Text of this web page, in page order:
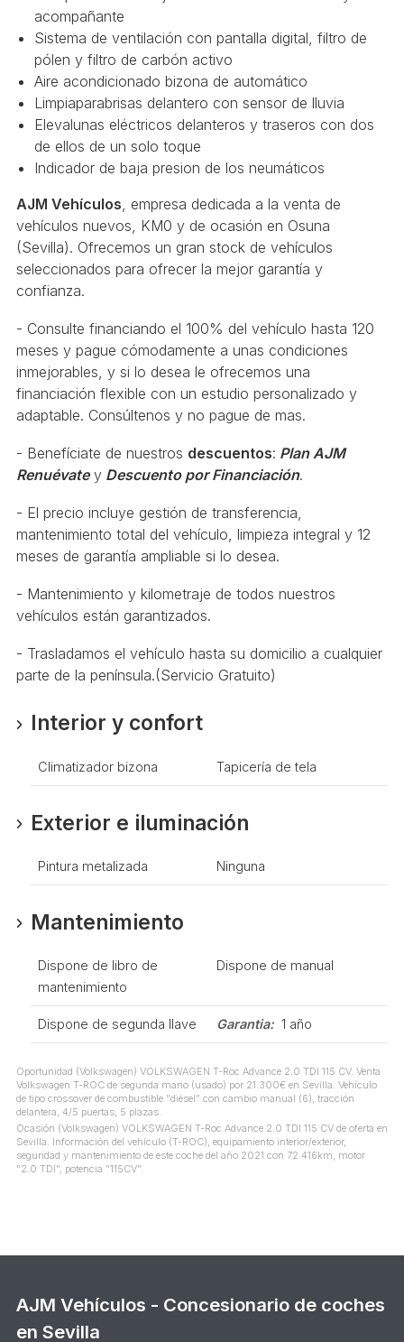
acompañante
Sistema de ventilación con pantalla digital, filtro de
pólen y filtro de carbón activo
Aire acondicionado bizona de automático
Limpiaparabrisas delantero con sensor de lluvia
Elevalunas eléctricos delanteros y traseros con dos
de ellos de un solo toque
Indicador de baja presion de los neumáticos
AJM Vehículos, empresa dedicada a la venta de
vehículos nuevos, KM0 y de ocasión en Osuna
(Sevilla). Ofrecemos un gran stock de vehículos
seleccionados para ofrecer la mejor garantía y
confianza.
- Consulte financiando el 100% del vehículo hasta 120
meses y pague cómodamente a unas condiciones
inmejorables, y si lo desea le ofrecemos una
financiación flexible con un estudio personalizado y
adaptable. Consúltenos y no pague de mas.
- Benefíciate de nuestros descuentos: Plan AJM
Renuévatey Descuento por Financiación.
- El precio incluye gestión de transferencia,
mantenimiento total del vehículo, limpieza integral y 12
meses de garantía ampliable si lo desea.
- Mantenimiento y kilometraje de todos nuestros
vehículos están garantizados.
- Trasladamos el vehículo hasta su domicilio a cualquier
parte de la península.(Servicio Gratuito)
Interior y confort
Climatizador bizona Tapicería de tela
Exterior e iluminación
Pintura metalizada Ninguna
Mantenimiento
Dispone de libro de
mantenimiento
Dispone de manual
Dispone de segunda llave Garantia: 1 año
Oportunidad (Volkswagen) VOLKSWAGEN T-Roc Advance 2.0 TDI 115 CV. Venta
Volkswagen T-ROC de segunda mano (usado) por 21.300€ en Sevilla. Vehículo
de tipo crossover de combustible "diésel" con cambio manual (6), tracción
delantera, 4/5 puertas, 5 plazas.
Ocasión (Volkswagen) VOLKSWAGEN T-Roc Advance 2.0 TDI 115 CV de oferta en
Sevilla. Información del vehículo (T-ROC), equipamiento interior/exterior,
seguridad y mantenimiento de este coche del año 2021 con 72.416km, motor
"2.0 TDI", potencia "115CV".
AJM Vehículos - Concesionario de coches
en Sevilla